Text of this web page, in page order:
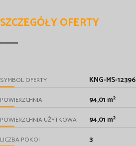
SZCZEGÓŁY OFERTY
SYMBOL OFERTY KNG-MS-12396
POWIERZCHNIA 94,01 m²
POWIERZCHNIA UŻYTKOWA 94,01 m²
LICZBA POKOI 3